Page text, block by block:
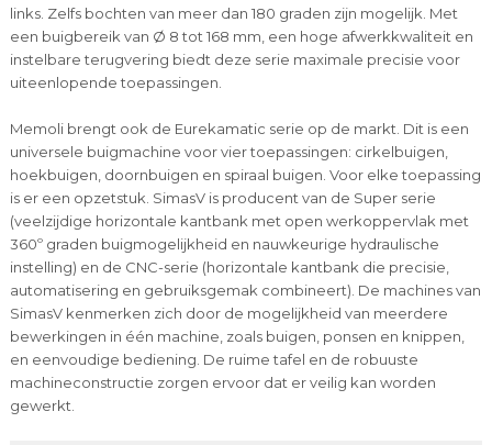
links. Zelfs bochten van meer dan 180 graden zijn mogelijk. Met
een buigbereik van Ø 8 tot 168 mm, een hoge afwerkkwaliteit en
instelbare terugvering biedt deze serie maximale precisie voor
uiteenlopende toepassingen.
Memoli brengt ook de Eurekamatic serie op de markt. Dit is een
universele buigmachine voor vier toepassingen: cirkelbuigen,
hoekbuigen, doornbuigen en spiraal buigen. Voor elke toepassing
is er een opzetstuk. SimasV is producent van de Super serie
(veelzijdige horizontale kantbank met open werkoppervlak met
360º graden buigmogelijkheid en nauwkeurige hydraulische
instelling) en de CNC-serie (horizontale kantbank die precisie,
automatisering en gebruiksgemak combineert). De machines van
SimasV kenmerken zich door de mogelijkheid van meerdere
bewerkingen in één machine, zoals buigen, ponsen en knippen,
en eenvoudige bediening. De ruime tafel en de robuuste
machineconstructie zorgen ervoor dat er veilig kan worden
gewerkt.